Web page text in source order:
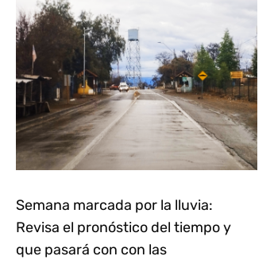
Semana marcada por la lluvia:
Revisa el pronóstico del tiempo y
que pasará con con las